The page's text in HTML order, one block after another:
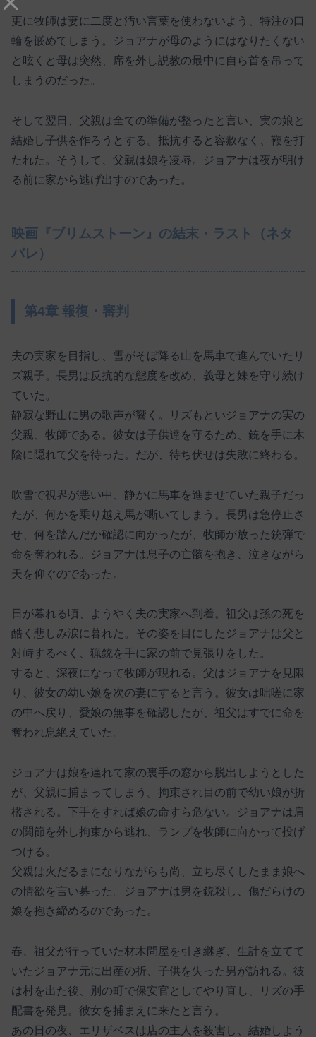
更に牧師は妻に二度と汚い言葉を使わないよう、特注の口
輪を嵌めてしまう。ジョアナが母のようにはなりたくない
と呟くと母は突然、席を外し説教の最中に自ら首を吊って
しまうのだった。
そして翌日、父親は全ての準備が整ったと言い、実の娘と
結婚し子供を作ろうとする。抵抗すると容赦なく、鞭を打
たれた。そうして、父親は娘を凌辱。ジョアナは夜が明け
る前に家から逃げ出すのであった。
映画『ブリムストーン』の結末・ラスト（ネタ
バレ）
第4章 報復・審判
夫の実家を目指し、雪がそぼ降る山を馬車で進んでいたリ
ズ親子。長男は反抗的な態度を改め、義母と妹を守り続け
ていた。
静寂な野山に男の歌声が響く。リズもといジョアナの実の
父親、牧師である。彼女は子供達を守るため、銃を手に木
陰に隠れて父を待った。だが、待ち伏せは失敗に終わる。
吹雪で視界が悪い中、静かに馬車を進ませていた親子だっ
たが、何かを乗り越え馬が嘶いてしまう。長男は急停止さ
せ、何を踏んだか確認に向かったが、牧師が放った銃弾で
命を奪われる。ジョアナは息子の亡骸を抱き、泣きながら
天を仰ぐのであった。
日が暮れる頃、ようやく夫の実家へ到着。祖父は孫の死を
酷く悲しみ涙に暮れた。その姿を目にしたジョアナは父と
対峙するべく、猟銃を手に家の前で見張りをした。
すると、深夜になって牧師が現れる。父はジョアナを見限
り、彼女の幼い娘を次の妻にすると言う。彼女は咄嗟に家
の中へ戻り、愛娘の無事を確認したが、祖父はすでに命を
奪われ息絶えていた。
ジョアナは娘を連れて家の裏手の窓から脱出しようとした
が、父親に捕まってしまう。拘束され目の前で幼い娘が折
檻される。下手をすれば娘の命すら危ない。ジョアナは肩
の関節を外し拘束から逃れ、ランプを牧師に向かって投げ
つける。
父親は火だるまになりながらも尚、立ち尽くしたまま娘へ
の情欲を言い募った。ジョアナは男を銃殺し、傷だらけの
娘を抱き締めるのであった。
春、祖父が行っていた材木問屋を引き継ぎ、生計を立てて
いたジョアナ元に出産の折、子供を失った男が訪れる。彼
は村を出た後、別の町で保安官としてやり直し、リズの手
配書を発見。彼女を捕まえに来たと言う。
あの日の夜、エリザベスは店の主人を殺害し、結婚しよう